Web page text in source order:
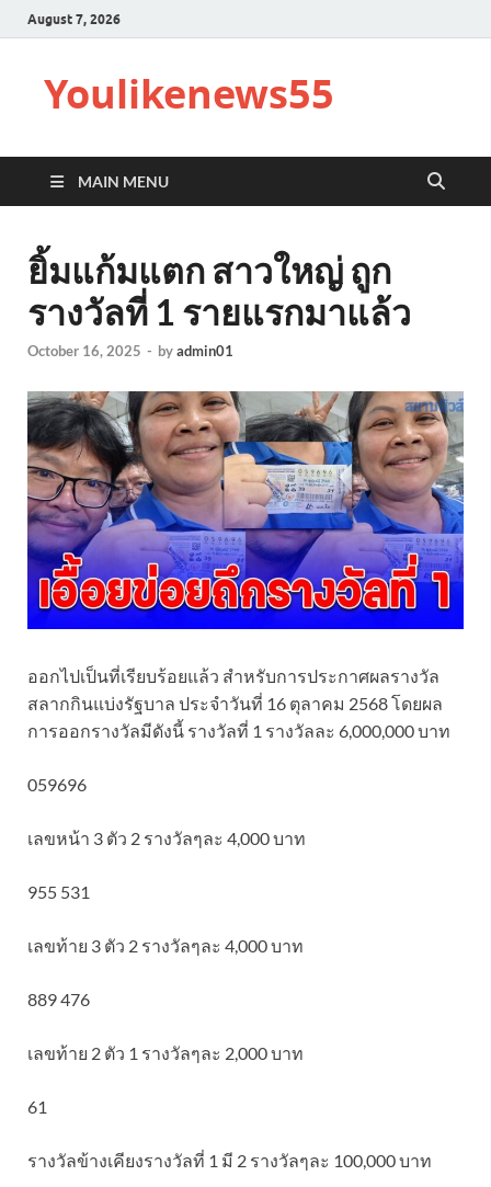
August 7, 2026
Youlikenews55
MAIN MENU
ยิ้มแก้มแตก สาวใหญ่ ถูก
รางวัลที่ 1 รายแรกมาแล้ว
October 16, 2025 - byadmin01
ออกไปเป็นที่เรียบร้อยแล้ว สำหรับการประกาศผลรางวัล
สลากกินแบ่งรัฐบาล ประจำวันที่ 16 ตุลาคม 2568 โดยผล
การออกรางวัลมีดังนี้ รางวัลที่ 1 รางวัลละ 6,000,000 บาท
059696
เลขหน้า 3 ตัว 2 รางวัลๆละ 4,000 บาท
955 531
เลขท้าย 3 ตัว 2 รางวัลๆละ 4,000 บาท
889 476
เลขท้าย 2 ตัว 1 รางวัลๆละ 2,000 บาท
61
รางวัลข้างเคียงรางวัลที่ 1 มี 2 รางวัลๆละ 100,000 บาท